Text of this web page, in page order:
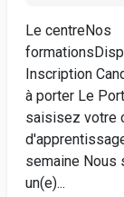
Le centreNos
Inscription
à porter Le
saisisez votre
semaine Nous
un(e)...